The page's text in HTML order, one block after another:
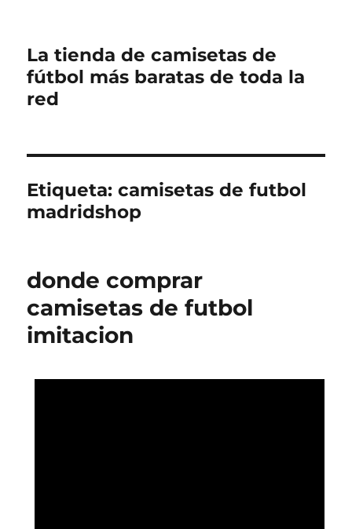
La tienda de camisetas de
fútbol más baratas de toda la
red
Etiqueta:camisetas de futbol
madridshop
donde comprar
camisetas de futbol
imitacion